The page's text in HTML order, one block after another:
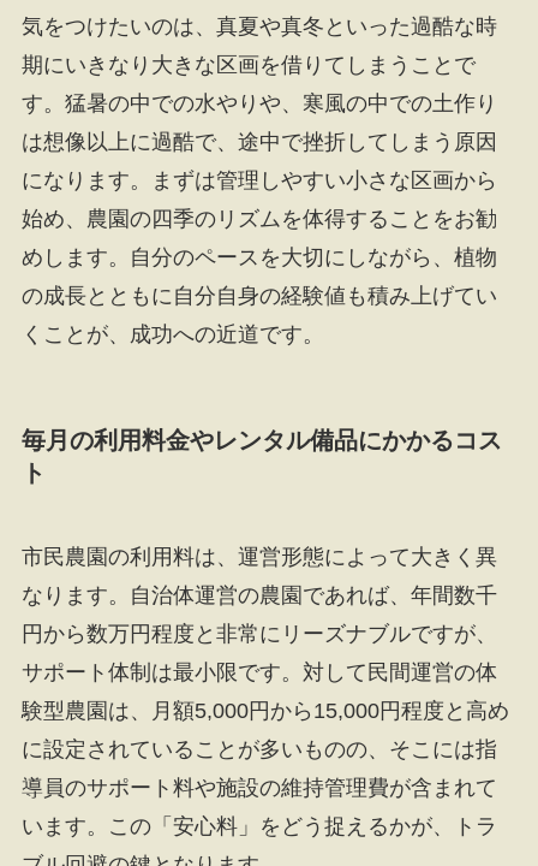
気をつけたいのは、真夏や真冬といった過酷な時
期にいきなり大きな区画を借りてしまうことで
す。猛暑の中での水やりや、寒風の中での土作り
は想像以上に過酷で、途中で挫折してしまう原因
になります。まずは管理しやすい小さな区画から
始め、農園の四季のリズムを体得することをお勧
めします。自分のペースを大切にしながら、植物
の成長とともに自分自身の経験値も積み上げてい
くことが、成功への近道です。
毎月の利用料金やレンタル備品にかかるコス
ト
市民農園の利用料は、運営形態によって大きく異
なります。自治体運営の農園であれば、年間数千
円から数万円程度と非常にリーズナブルですが、
サポート体制は最小限です。対して民間運営の体
験型農園は、月額5,000円から15,000円程度と高め
に設定されていることが多いものの、そこには指
導員のサポート料や施設の維持管理費が含まれて
います。この「安心料」をどう捉えるかが、トラ